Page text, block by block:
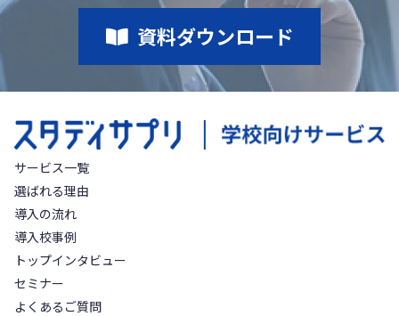
資料ダウンロード
サービス一覧
選ばれる理由
導入の流れ
導入校事例
トップインタビュー
セミナー
よくあるご質問